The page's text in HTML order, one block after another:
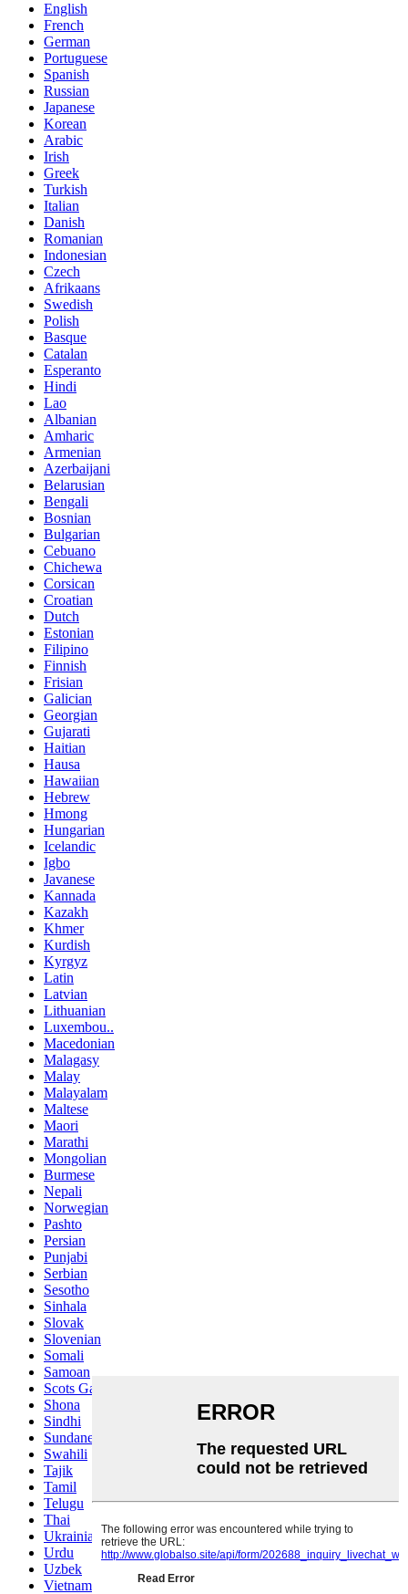
English
French
German
Portuguese
Spanish
Russian
Japanese
Korean
Arabic
Irish
Greek
Turkish
Italian
Danish
Romanian
Indonesian
Czech
Afrikaans
Swedish
Polish
Basque
Catalan
Esperanto
Hindi
Lao
Albanian
Amharic
Armenian
Azerbaijani
Belarusian
Bengali
Bosnian
Bulgarian
Cebuano
Chichewa
Corsican
Croatian
Dutch
Estonian
Filipino
Finnish
Frisian
Galician
Georgian
Gujarati
Haitian
Hausa
Hawaiian
Hebrew
Hmong
Hungarian
Icelandic
Igbo
Javanese
Kannada
Kazakh
Khmer
Kurdish
Kyrgyz
Latin
Latvian
Lithuanian
Luxembou..
Macedonian
Malagasy
Malay
Malayalam
Maltese
Maori
Marathi
Mongolian
Burmese
Nepali
Norwegian
Pashto
Persian
Punjabi
Serbian
Sesotho
Sinhala
Slovak
Slovenian
Somali
Samoan
Scots Gaelic
Shona
Sindhi
Sundanese
Swahili
Tajik
Tamil
Telugu
Thai
Ukrainian
Urdu
Uzbek
Vietnamese